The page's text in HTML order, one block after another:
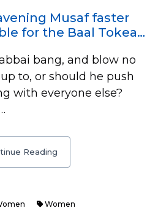
Musaf faster
for the Baal Tokea…
bang, and blow no
to, or should he push
with everyone else?
Reading
Women